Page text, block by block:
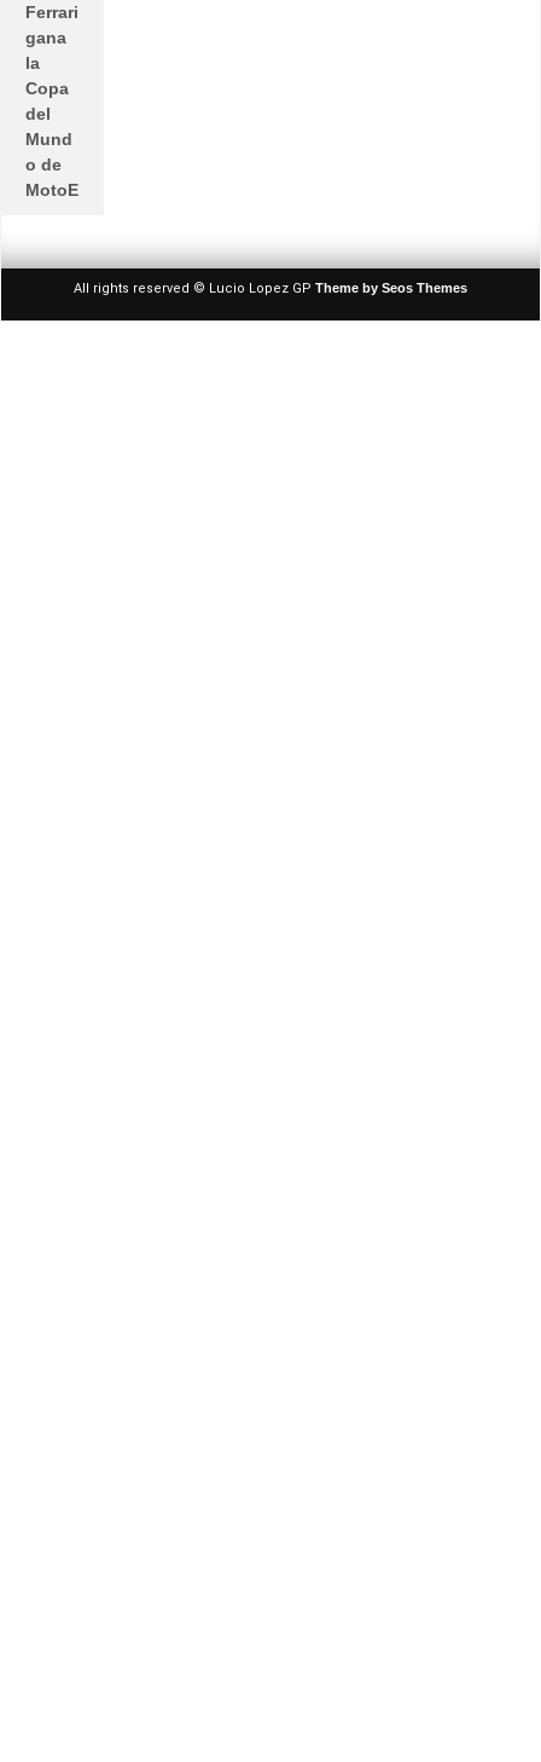
Ferrari
gana
la
Copa
del
Mund
o de
MotoE
All rights reserved © Lucio Lopez GP Theme by Seos Themes